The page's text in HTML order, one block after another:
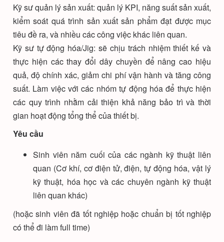
Kỹ sư quản lý sản xuất: quản lý KPI, năng suất sản xuất,
kiểm soát quá trình sản xuất sản phẩm đạt được mục
tiêu đề ra, và nhiều các công việc khác liên quan.
Kỹ sư tự động hóa/Jig: sẽ chịu trách nhiệm thiết kế và
thực hiện các thay đổi dây chuyền để nâng cao hiệu
quả, độ chính xác, giảm chi phí vận hành và tăng công
suất. Làm việc với các nhóm tự động hóa để thực hiện
các quy trình nhằm cải thiện khả năng bảo trì và thời
gian hoạt động tổng thể của thiết bị.
Yêu cầu
Sinh viên năm cuối của các ngành kỹ thuật liên
quan (Cơ khí, cơ điện tử, điện, tự động hóa, vật lý
kỹ thuật, hóa học và các chuyên ngành kỹ thuật
liên quan khác)
(hoặc sinh viên đã tốt nghiệp hoặc chuẩn bị tốt nghiệp
có thể đi làm full time)